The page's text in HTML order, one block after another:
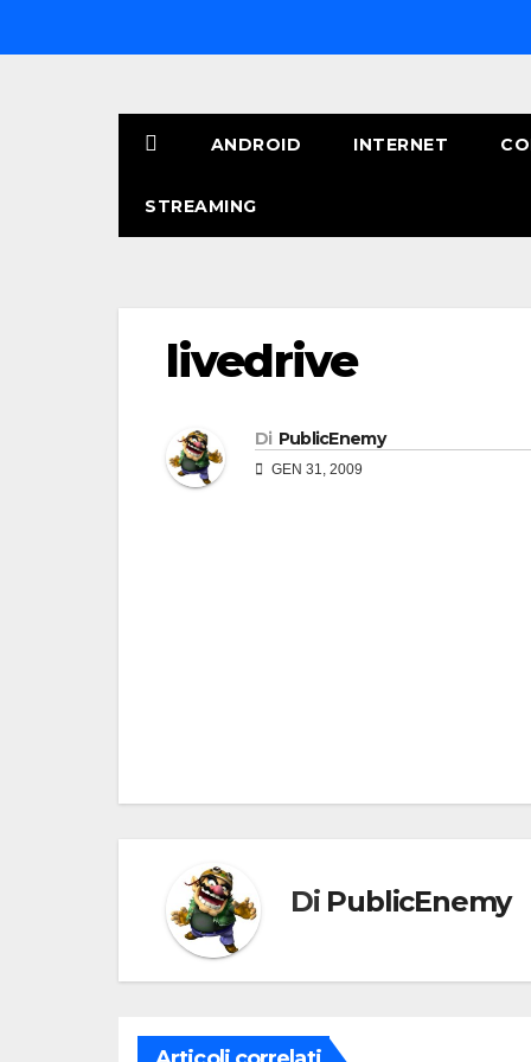
al
ANDROID INTERNET
STREAMING
livedrive
Di PublicEnemy
GEN 31, 2009
Di PublicEnemy